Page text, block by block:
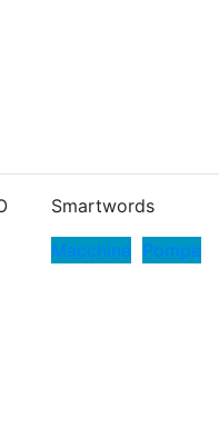
Smartwords
Macchine Pompe